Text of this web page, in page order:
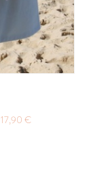
17,90 €